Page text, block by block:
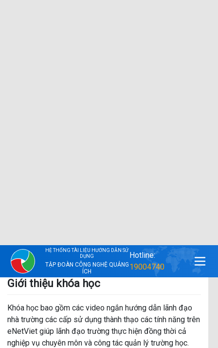
thao tác thành thạo các tính năng như:
- Gửi thông báo cho giáo viên nhà trường
- Chia sẻ các hoạt động nhà trường trên ứng dụng…
Giới thiệu khóa học
Khóa học bao gồm các video ngắn hướng dẫn lãnh đạo
nhà trường các cấp sử dụng thành thạo các tính năng trên
eNetViet giúp lãnh đạo trường thực hiện đồng thời cả
nghiệp vụ chuyên môn và công tác quản lý trường học.